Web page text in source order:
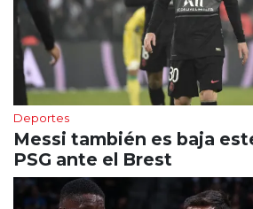
Deportes
Messi también es baja
PSG ante el Brest